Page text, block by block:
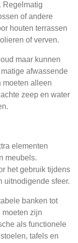
Regelmatig
of andere
houten terrassen
of verven.
maar kunnen
afwassende
moeten alleen
zeep en water
elementen
meubels.
het gebruik tijdens
uitnodigende sfeer.
banken tot
moeten zijn
als functionele
tafels en